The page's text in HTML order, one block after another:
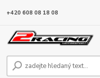
+420 608 08 18 08